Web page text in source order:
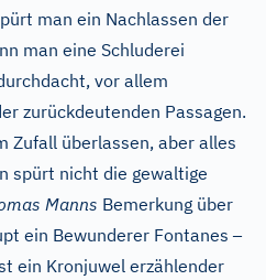
man ein Nachlassen der
man eine Schluderei
vor allem
zurückdeutenden Passagen.
Zufall überlassen, aber alles
spürt nicht die gewaltige
Manns Bemerkung über
ein Bewunderer Fontanes–
ein Kronjuwel erzählender